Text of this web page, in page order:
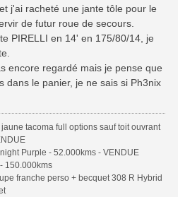
j'ai racheté une jante tôle pour le
de futur roue de secours.
PIRELLI en 14' en 175/80/14, je
encore regardé mais je pense que
dans le panier, je ne sais si Ph3nix
tacoma full options sauf toit ouvrant
Purple - 52.000kms - VENDUE
150.000kms
franche perso + becquet 308 R Hybrid